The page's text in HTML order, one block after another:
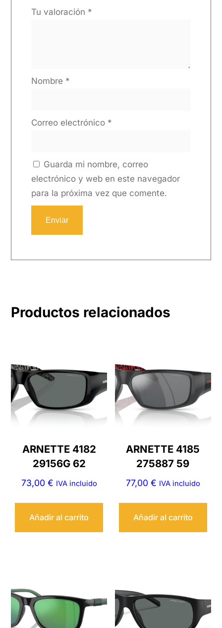
Tu valoración *
Nombre *
Correo electrónico *
Guarda mi nombre, correo
electrónico y web en este navegador
para la próxima vez que comente.
Productos relacionados
ARNETTE 4182
29156G 62
73,00 € IVA incluido
Añadir al carrito
ARNETTE 4185
275887 59
77,00 € IVA incluido
Añadir al carrito